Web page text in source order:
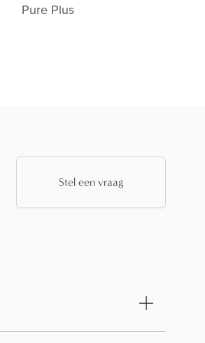
Pure Plus
Stel een vraag